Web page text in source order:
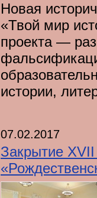
Новая
«Твой мир
проекта —
истории,
07.02.2017
Закрытие XVII